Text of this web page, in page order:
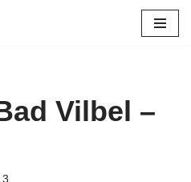
Vilbel –